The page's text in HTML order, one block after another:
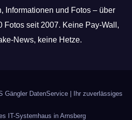
Informationen und Fotos – über
Fotos seit 2007. Keine Pay-Wall,
News, keine Hetze.
Gängler DatenService | Ihr zuverlässiges
IT-Systemhaus in Arnsberg